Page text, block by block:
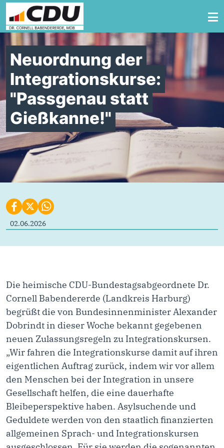
Zum Inhalt springen
Neuordnung der
Integrationskurse:
"Passgenau statt
Gießkanne!"
News
02.06.2026
Die heimische CDU-Bundestagsabgeordnete Dr.
Cornell Babendererde (Landkreis Harburg)
begrüßt die von Bundesinnenminister Alexander
Dobrindt in dieser Woche bekannt gegebenen
neuen Zulassungsregeln zu Integrationskursen.
„Wir fahren die Integrationskurse damit auf ihren
eigentlichen Auftrag zurück, indem wir vor allem
den Menschen bei der Integration in unsere
Gesellschaft helfen, die eine dauerhafte
Bleibeperspektive haben. Asylsuchende und
Geduldete werden von den staatlich finanzierten
allgemeinen Sprach- und Integrationskursen